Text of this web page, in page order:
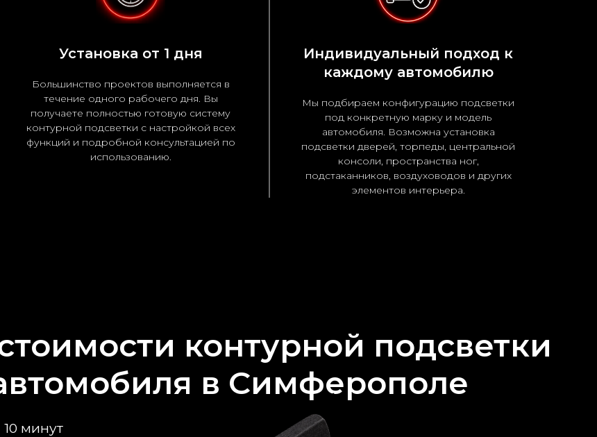
Установка от 1 дня
Большинство проектов выполняется в
течение одного рабочего дня. Вы
получаете полностью готовую систему
контурной подсветки с настройкой всех
функций и подробной консультацией по
использованию.
Индивидуальный подход к
каждому автомобилю
Мы подбираем конфигурацию подсветки
под конкретную марку и модель
автомобиля. Возможна установка
подсветки дверей, торпеды, центральной
консоли, пространства ног,
подстаканников, воздуховодов и других
элементов интерьера.
контурной подсветки
в Симферополе
минут